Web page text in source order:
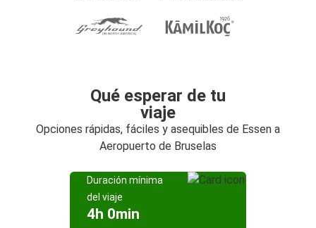
Qué esperar de tu
viaje
Opciones rápidas, fáciles y asequibles de Essen a
Aeropuerto de Bruselas
Duración mínima
del viaje
4h 0min